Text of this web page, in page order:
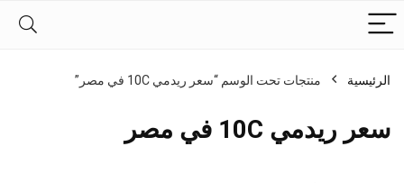
الرئيسية منتجات تحت الوسم “سعر ريدمي 10C في مصر”
سعر ريدمي 10C في مصر